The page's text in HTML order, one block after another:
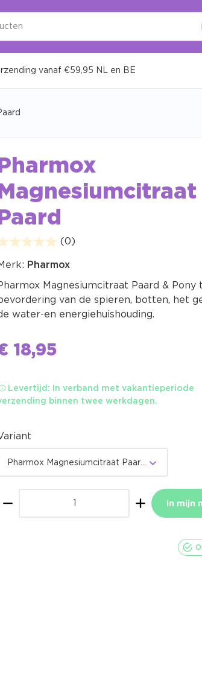
vanaf €59,95 NL en BE
Pharmox
Magnesiumcitraat
Paard
(0)
Pharmox
Magnesiumcitraat Paard & Pony
van de spieren, botten, het
water-en energiehuishouding.
18,95
Levertijd:
In verband met vakantieperiode
binnen twee werkdagen.
Pharmox Magnesiumcitraat Paard & Pony 500 gram
In mijn